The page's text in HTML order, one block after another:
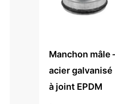
Manchon mâle
acier galvanisé
à joint EPDM